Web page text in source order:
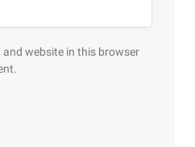
and website in this browser